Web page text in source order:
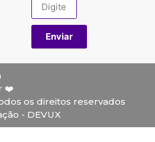
Enviar
❤️
os direitos reservados
- DEVUX